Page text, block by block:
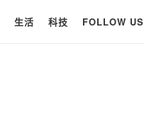
生活 科技 FOLLOW US